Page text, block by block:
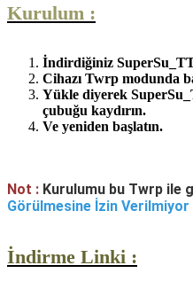
Kurulum :
İndirdiğiniz
Cihazı Twrp modunda
Yükle diyerek
çubuğu kaydırın.
Ve yeniden başlatın.
Not : Kurulumu bu Twrp ile
Görülmesine İzin Verilmiyor
İndirme Linki :